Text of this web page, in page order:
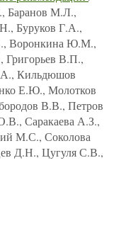
Баранов М.Л.,
Буруков Г.А.,
Воронкина Ю.М.,
Григорьев В.П.,
Кильдюшов
Е.Ю., Молотков
В.В., Петров
Саракаева А.З.,
М.С., Соколова
Д.Н., Цугуля С.В.,